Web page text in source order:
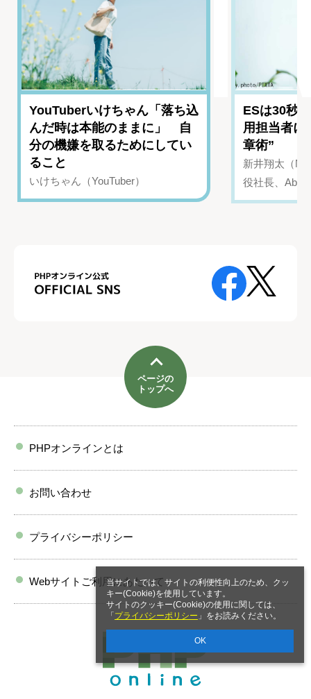
当サイトでは、サイトの利便性向上のため、クッ
キー(Cookie)を使用しています。
サイトのクッキー(Cookie)の使用に関しては、
「 プライバシーポリシー 」をお読みください。
OK
YouTuberいけちゃん「落ち込
んだ時は本能のままに」 自
分の機嫌を取るためにしてい
ること
いけちゃん（YouTuber）
ESは30秒
用担当者に
章術”
新井翔太（
役社長、
ページの
トップへ
PHPオンラインとは
お問い合わせ
プライバシーポリシー
Webサイトご利用にあたって